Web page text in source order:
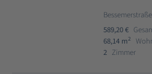
589,20 €
68,14 m2
2 Zimmer